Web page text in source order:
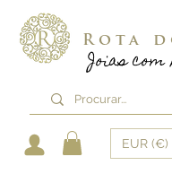
Joias
Rota
EUR (€)